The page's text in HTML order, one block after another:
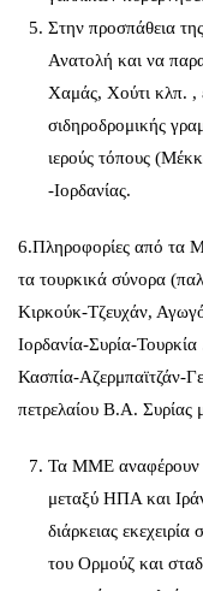
Στην προσπάθεια
Ανατολή και να
Χαμάς, Χούτι κλπ. ,
σιδηροδρομικής
ιερούς τόπους
-Ιορδανίας.
6.Πληροφορίες από τα
τα τουρκικά σύνορα
Κιρκούκ-Τζευχάν,
Ιορδανία-Συρία-
Κασπία-Αζερμπαϊτζάν-
πετρελαίου Β.Α.
Τα ΜΜΕ αναφέρουν
μεταξύ ΗΠΑ και
διάρκειας
του Ορμούζ και